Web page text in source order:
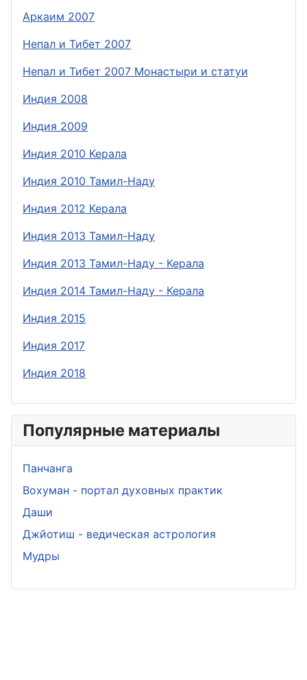
Аркаим 2007
Непал и Тибет 2007
Непал и Тибет 2007 Монастыри и статуи
Индия 2008
Индия 2009
Индия 2010 Керала
Индия 2010 Тамил-Наду
Индия 2012 Керала
Индия 2013 Тамил-Наду
Индия 2013 Тамил-Наду - Керала
Индия 2014 Тамил-Наду - Керала
Индия 2015
Индия 2017
Индия 2018
Популярные материалы
Панчанга
Вохуман - портал духовных практик
Даши
Джйотиш - ведическая астрология
Мудры